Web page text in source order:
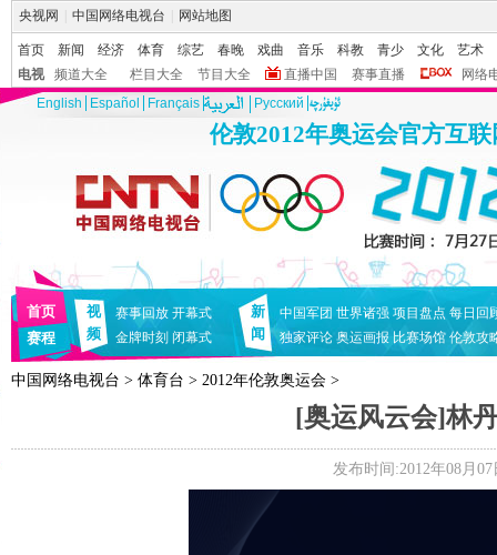
央视网 中国网络电视台 网站地图
首页 新闻 经济 体育 综艺 春晚 戏曲 音乐 科教 青少 文化
艺术
电视
频道大全 栏目大全 节目大全 直播中国 赛事直播
网络
English
Español Français Pусский
伦敦2012年奥运会官方互
首页
赛程
视
频
赛事回放 开幕式
金牌时刻 闭幕式
新
闻
中国军团 世界诸强 项目盘点 每日回
独家评论 奥运画报 比赛场馆 伦敦攻
中国网络电视台 > 体育台 > 2012年伦敦奥运会 >
[奥运风云会]林
发布时间:2012年08月